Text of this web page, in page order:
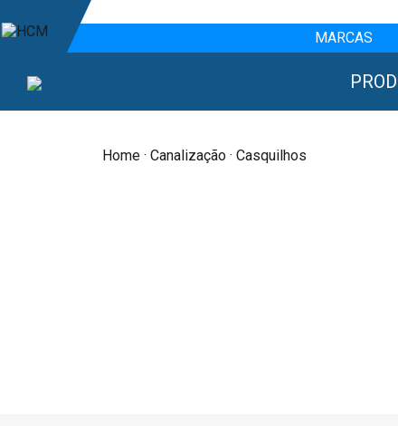
MARCAS
Home· Canalização· Casquilhos